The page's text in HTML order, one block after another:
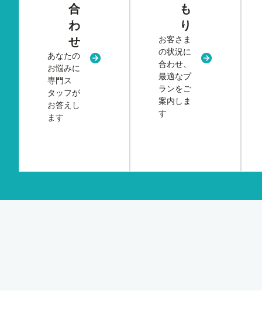
合
わ
せ
あなたの
お悩みに
専門ス
タッフが
お答えし
ます
新規タブまたはウィンドウで開く
も
り
お客さま
の状況に
合わせ、
最適なプ
ランをご
案内しま
す
新規タブま